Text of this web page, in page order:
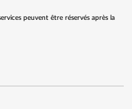
peuvent être réservés après la